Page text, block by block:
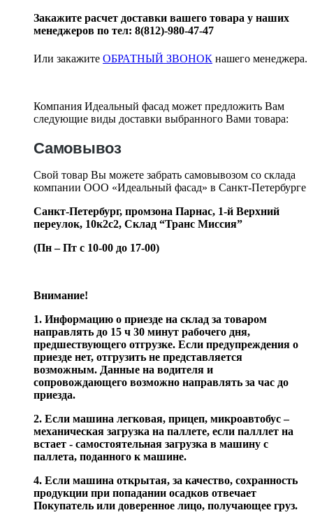
Закажите расчет доставки вашего товара у наших
менеджеров по тел: 8(812)-980-47-47
Или закажите ОБРАТНЫЙ ЗВОНОК нашего менеджера.
Компания Идеальный фасад может предложить Вам
следующие виды доставки выбранного Вами товара:
Самовывоз
Свой товар Вы можете забрать самовывозом со склада
компании ООО «Идеальный фасад» в Санкт-Петербурге
Санкт-Петербург, промзона Парнас, 1-й Верхний
переулок, 10к2с2, Склад “Транс Миссия”
(Пн – Пт с 10-00 до 17-00)
Внимание!
1. Информацию о приезде на склад за товаром
направлять до 15 ч 30 минут рабочего дня,
предшествующего отгрузке. Если предупреждения о
приезде нет, отгрузить не представляется
возможным. Данные на водителя и
сопровождающего возможно направлять за час до
приезда.
2. Если машина легковая, прицеп, микроавтобус –
механическая загрузка на паллете, если палллет на
встает - самостоятельная загрузка в машину с
паллета, поданного к машине.
4. Если машина открытая, за качество, сохранность
продукции при попадании осадков отвечает
Покупатель или доверенное лицо, получающее груз.